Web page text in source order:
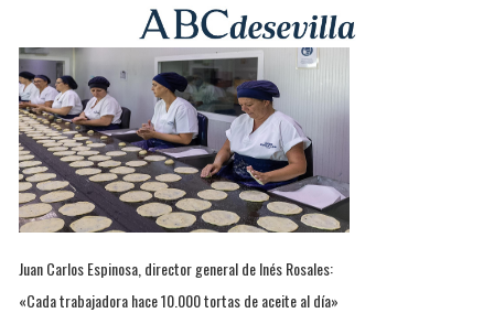
Juan Carlos Espinosa, director general de Inés Rosales:
«Cada trabajadora hace 10.000 tortas de aceite al día»